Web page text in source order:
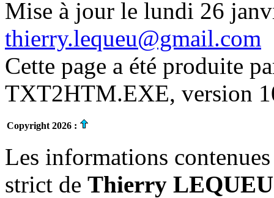
Mise à jour le lundi 26
thierry.lequeu@gmail.com
Cette page a été produite
TXT2HTM.EXE, version
Copyright 2026 :
Les informations
strict de Thierry LEQUEU